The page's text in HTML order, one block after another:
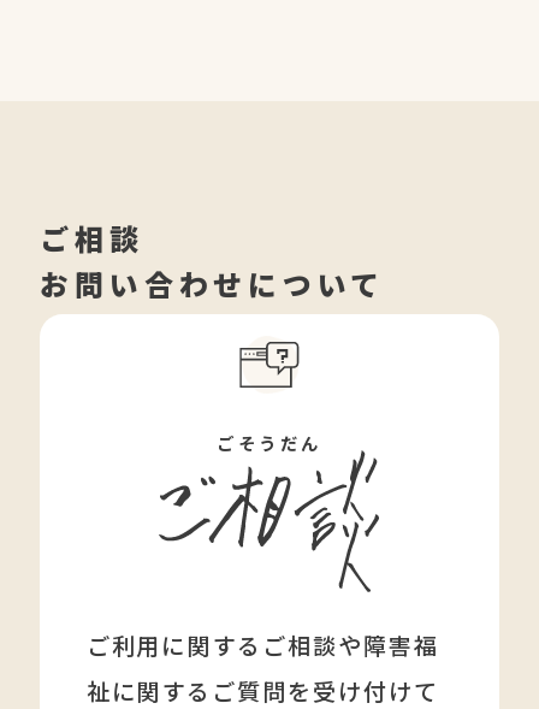
ご相談
お問い合わせについて
ごそうだん
ご利用に関するご相談や障害福
祉に関する ご質問を受け付けて